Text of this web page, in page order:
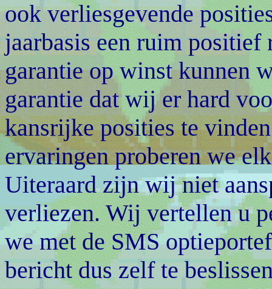
ook verliesgevende
jaarbasis een ruim positief
garantie op winst kunnen
garantie dat wij er hard
kansrijke posities te
ervaringen proberen we
Uiteraard zijn wij niet
verliezen. Wij vertellen u
we met de SMS
bericht dus zelf te